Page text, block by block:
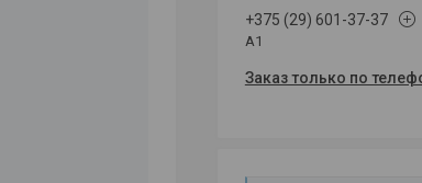
+375 (29) 601-37-37
A1
Заказ только по